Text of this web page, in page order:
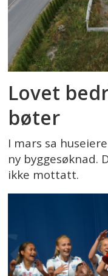
Lovet
bøter
I mars sa
ny byggesøknad.
ikke mottatt.